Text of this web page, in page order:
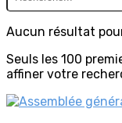
Aucun résultat
Seuls les 100
affiner votre